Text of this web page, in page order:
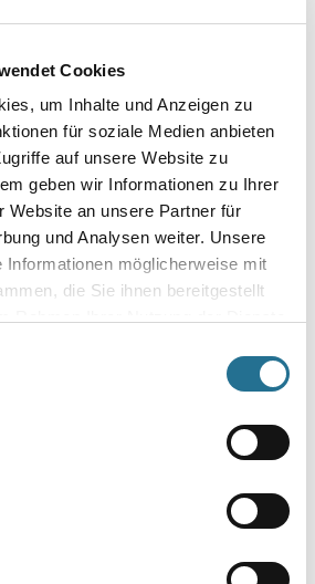
Cookies
um Inhalte und Anzeigen zu
für soziale Medien anbieten
auf unsere Website zu
geben wir Informationen zu Ihrer
Website an unsere Partner für
und Analysen weiter. Unsere
Informationen möglicherweise mit
die Sie ihnen bereitgestellt